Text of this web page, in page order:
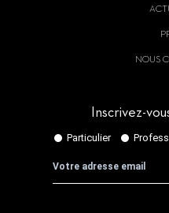
NOUS
Inscrivez-